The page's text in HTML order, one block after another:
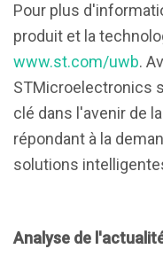
Pour plus
produit et la
www.st.com/uwb.
STMicroelectronics
clé dans l'avenir de
répondant à la
solutions
Analyse de